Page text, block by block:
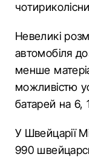
Невеликі
автомобіля
менше
можливістю
батарей на 6,
У Швейцарії
990